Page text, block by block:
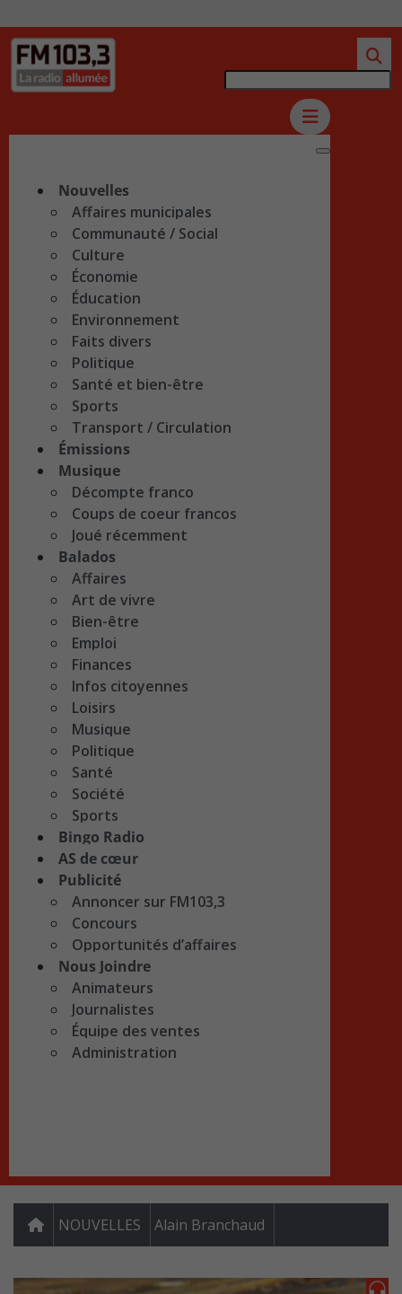
Nouvelles
Affaires municipales
Communauté / Social
Culture
Économie
Éducation
Environnement
Faits divers
Politique
Santé et bien-être
Sports
Transport / Circulation
Émissions
Musique
Décompte franco
Coups de coeur francos
Joué récemment
Balados
Affaires
Art de vivre
Bien-être
Emploi
Finances
Infos citoyennes
Loisirs
Musique
Politique
Santé
Société
Sports
Bingo Radio
AS de cœur
Publicité
Annoncer sur FM103,3
Concours
Opportunités d’affaires
Nous Joindre
Animateurs
Journalistes
Équipe des ventes
Administration
NOUVELLES Alain Branchaud